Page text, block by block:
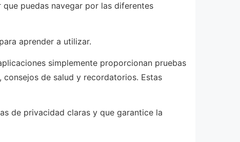
puedas navegar por las diferentes
aprender a utilizar.
simplemente proporcionan pruebas
de salud y recordatorios. Estas
de privacidad claras y que garantice la